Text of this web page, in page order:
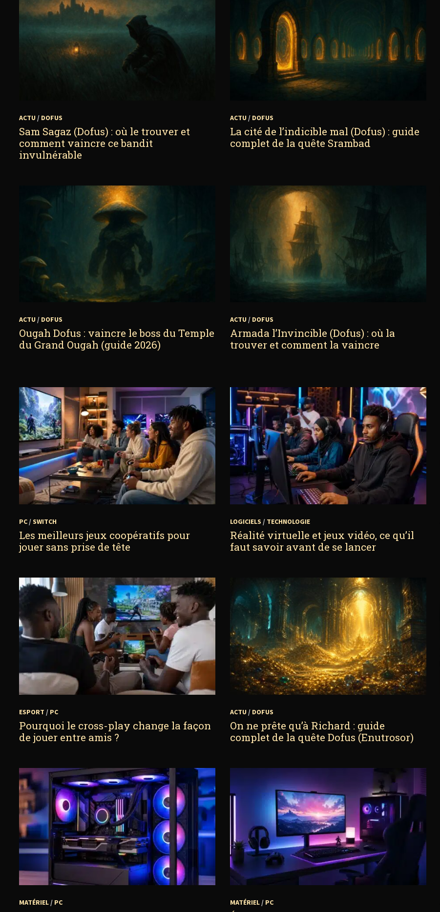
ACTU / DOFUS
Sam Sagaz (Dofus) : où le trouver et
comment vaincre ce bandit
invulnérable
ACTU / DOFUS
La cité de l’indicible mal (Dofus) : guide
complet de la quête Srambad
ACTU / DOFUS
Ougah Dofus : vaincre le boss du Temple
du Grand Ougah (guide 2026)
ACTU / DOFUS
Armada l’Invincible (Dofus) : où la
trouver et comment la vaincre
PC/SWITCH
Les meilleurs jeux coopératifs pour
jouer sans prise de tête
LOGICIELS / TECHNOLOGIE
Réalité virtuelle et jeux vidéo, ce qu’il
faut savoir avant de se lancer
ESPORT / PC
Pourquoi le cross-play change la façon
de jouer entre amis ?
ACTU / DOFUS
On ne prête qu’à Richard : guide
complet de la quête Dofus (Enutrosor)
MATÉRIEL/ PC MATÉRIEL/ PC